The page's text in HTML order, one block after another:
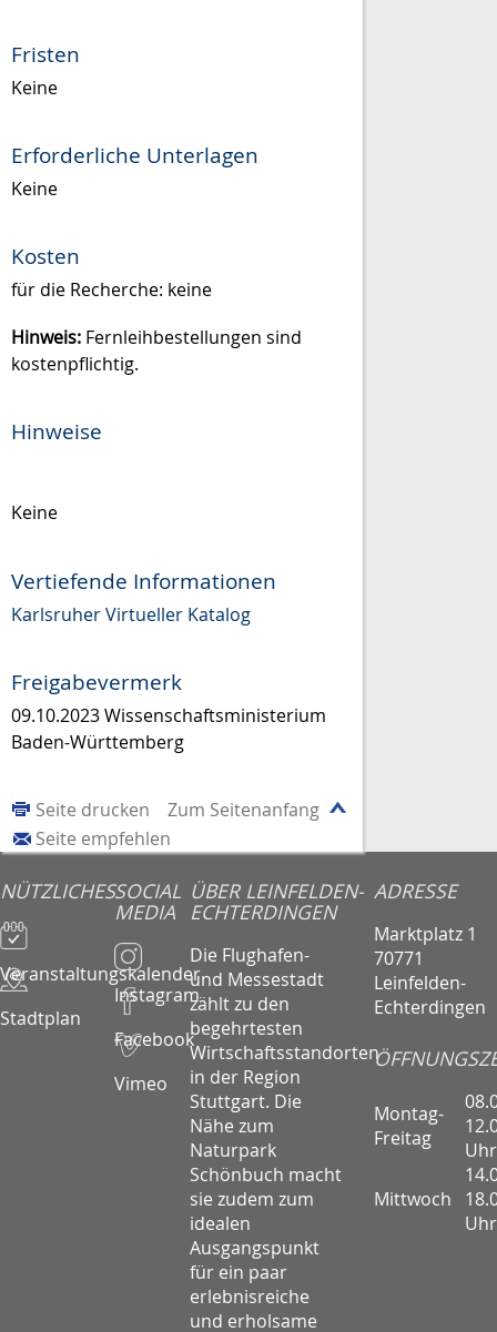
Fristen
Keine
Erforderliche Unterlagen
Keine
Kosten
für die Recherche: keine
Hinweis: Fernleihbestellungen sind
kostenpflichtig.
Hinweise
Keine
Vertiefende Informationen
Karlsruher Virtueller Katalog
Freigabevermerk
09.10.2023 Wissenschaftsministerium
Baden-Württemberg
Zum Seitenanfang
Seite drucken
Seite empfehlen
NÜTZLICHES
Veranstaltungskalender
Stadtplan
SOCIAL
MEDIA
Instagram
Facebook
Vimeo
ÜBER LEINFELDEN-
ECHTERDINGEN
Die Flughafen-
und Messestadt
zählt zu den
begehrtesten
Wirtschaftsstandorten
in der Region
Stuttgart. Die
Nähe zum
Naturpark
Schönbuch macht
sie zudem zum
idealen
Ausgangspunkt
für ein paar
erlebnisreiche
und erholsame
ADRESSE
Marktplatz 1
70771
Leinfelden-
Echterdingen
Montag-
Freitag
Uhr
Mittwoch
Uhr